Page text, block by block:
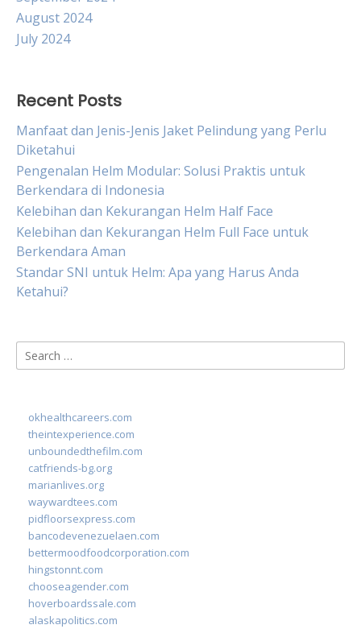
August 2024
July 2024
Recent Posts
Manfaat dan Jenis-Jenis Jaket Pelindung yang Perlu
Diketahui
Pengenalan Helm Modular: Solusi Praktis untuk
Berkendara di Indonesia
Kelebihan dan Kekurangan Helm Half Face
Kelebihan dan Kekurangan Helm Full Face untuk
Berkendara Aman
Standar SNI untuk Helm: Apa yang Harus Anda
Ketahui?
Search
for:
okhealthcareers.com
theintexperience.com
unboundedthefilm.com
catfriends-bg.org
marianlives.org
waywardtees.com
pidfloorsexpress.com
bancodevenezuelaen.com
bettermoodfoodcorporation.com
hingstonnt.com
chooseagender.com
hoverboardssale.com
alaskapolitics.com